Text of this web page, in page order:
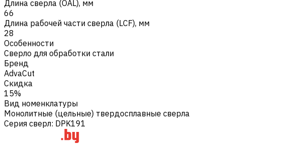
Длина сверла (OAL), мм
66
Длина рабочей части сверла (LCF), мм
28
Особенности
Сверло для обработки стали
Бренд
AdvaCut
Скидка
15%
Вид номенклатуры
Монолитные (цельные) твердосплавные сверла
Серия сверл: DPK191